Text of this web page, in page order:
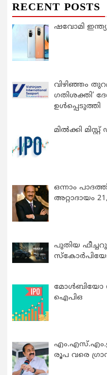
RECENT POSTS
ഷവോമി ഇന്ത്യ
വിഴിഞ്ഞം
ഗതിശക്തി’
ഉൾപ്പെടുത്തി
മിൽക്കി
ഒന്നാം
അറ്റാദായം
പുതിയ
മോൾബിയോ
ഐപിഒ
രൂപ വരെ